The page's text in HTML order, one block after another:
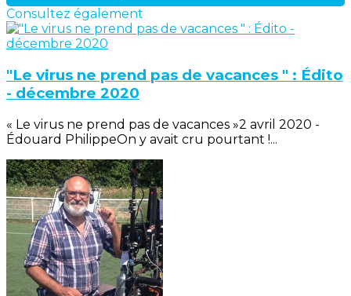
Consultez également
"Le virus ne prend pas de vacances " : Édito
- décembre 2020
« Le virus ne prend pas de vacances »2 avril 2020 -
Édouard PhilippeOn y avait cru pourtant !...